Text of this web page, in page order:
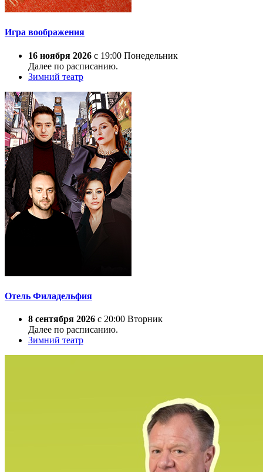
Игра воображения
16 ноября 2026 с 19:00 Понедельник
Далее по расписанию.
Зимний театр
Отель Филадельфия
8 сентября 2026 с 20:00 Вторник
Далее по расписанию.
Зимний театр